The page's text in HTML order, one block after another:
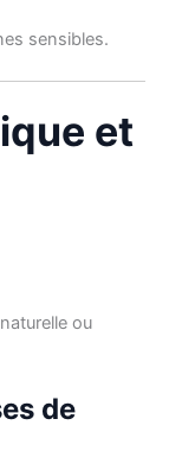
sensibles.
et
ou
de